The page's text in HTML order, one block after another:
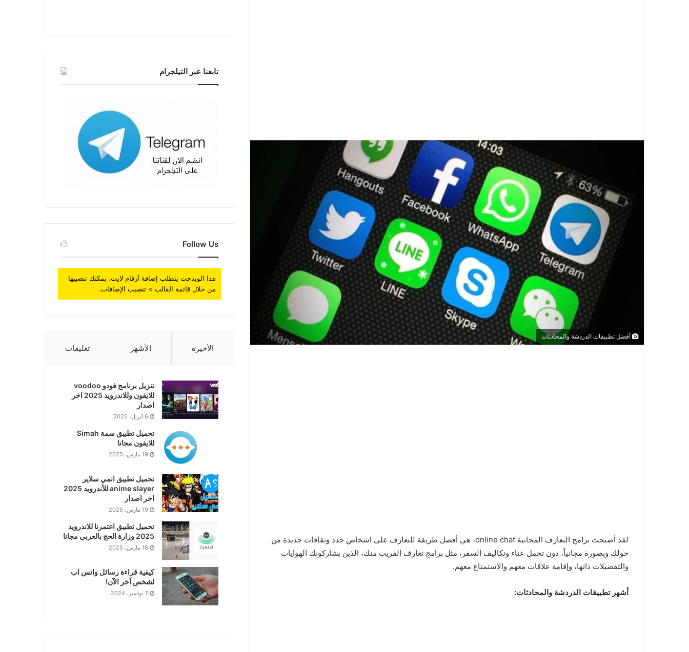
أفضل تطبيقات الدردشة والمحادثات
لقد أصبحت برامج التعارف المجانية online chat، هي أفضل طريقة للتعارف على اشخاص جدد وثقافات جديدة من
حولك وبصورة مجانياً، دون تحمل عناء وتكاليف السفر، مثل برامج تعارف القريب منك، الذين يشاركونك الهوايات
والتفضيلات ذاتها، وإقامة علاقات معهم والاستمتاع معهم.
أشهر تطبيقات الدردشة والمحادثات:
تابعنا عبر التيلجرام
Follow Us
هذا الويدجت يتطلب إضافة أرقام لايت، يمكنك تنصيبها
من خلال قائمة القالب > تنصيب الإضافات.
الأخيرة الأشهر تعليقات
تنزيل برنامج فودو voodoo
للايفون وللاندرويد 2025 اخر
اصدار
6 أبريل، 2025
تحميل تطبيق سمة Simah
للايفون مجانا
19 مارس، 2025
تحميل تطبيق انمي سلاير
anime slayer للأندرويد 2025
اخر اصدار
19 مارس، 2025
تحميل تطبيق اعتمرنا للاندرويد
2025 وزارة الحج بالعربي مجانا
18 مارس، 2025
كيفية قراءة رسائل واتس اب
لشخص آخر الآن!
7 نوفمبر، 2024